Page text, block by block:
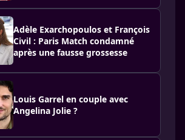
Adèle Exarchopoulos et François
Civil : Paris Match condamné
après une fausse grossesse
Louis Garrel en couple avec
Angelina Jolie ?